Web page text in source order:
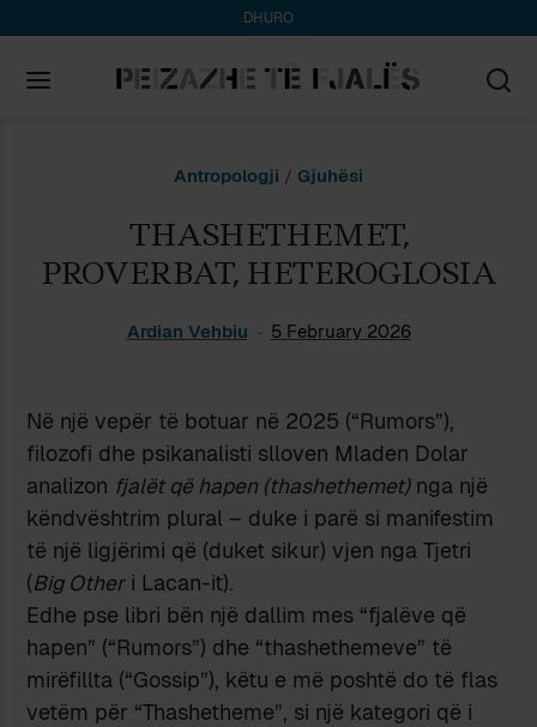
DHURO
Antropologji / Gjuhësi
THASHETHEMET,
PROVERBAT, HETEROGLOSIA
Ardian Vehbiu 5 February 2026
Në një vepër të botuar në 2025 (“Rumors”),
filozofi dhe psikanalisti slloven Mladen Dolar
analizon fjalët që hapen (thashethemet)nga një
këndvështrim plural – duke i parë si manifestim
të një ligjërimi që (duket sikur) vjen nga Tjetri
(Big Otheri Lacan-it).
Edhe pse libri bën një dallim mes “fjalëve që
hapen” (“Rumors”) dhe “thashethemeve” të
mirëfillta (“Gossip”), këtu e më poshtë do të flas
vetëm për “Thashetheme”, si një kategori që i